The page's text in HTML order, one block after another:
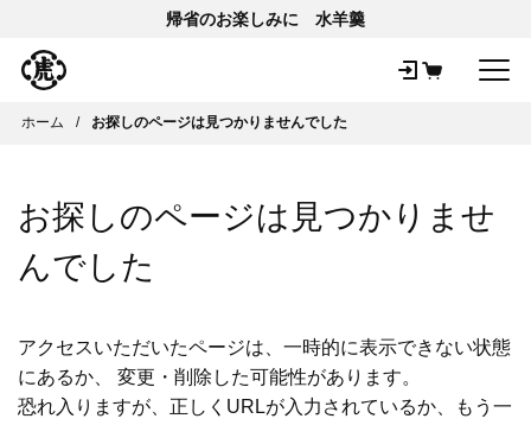
帰省のお楽しみに 水羊羹
ホーム お探しのページは見つかりませんでした
お探しのページは見つかりませ
んでした
アクセスいただいたページは、一時的に表示できない状態
にあるか、 変更・削除した可能性があります。
恐れ入りますが、正しくURLが入力されているか、もう一